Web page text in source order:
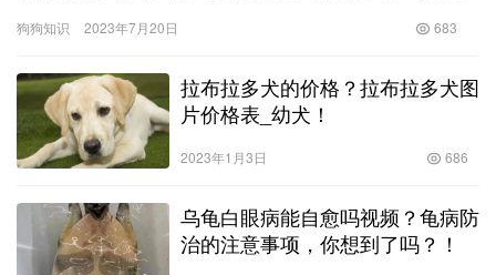
介绍…
狗狗知识 2023年7月20日 683
拉布拉多犬的价格？拉布拉多犬图
片价格表_幼犬！
2023年1月3日 686
乌龟白眼病能自愈吗视频？龟病防
治的注意事项，你想到了吗？！